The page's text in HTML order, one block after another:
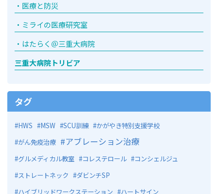
医療と防災
ミライの医療研究室
はたらく＠三重大病院
三重大病院トリビア
タグ
HWS MSW SCU訓練
かがやき特別支援学校
がん免疫治療
アブレーション治療
グルメディカル教室 コレステロール
コンシェルジュ
ストレートネック
ダビンチSP
ハイブリッドワークステーション
ハートサイン